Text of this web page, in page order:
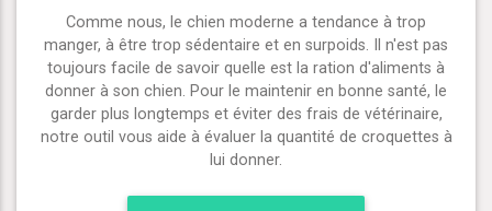
Comme nous, le chien moderne a tendance à trop
manger, à être trop sédentaire et en surpoids. Il n'est pas
toujours facile de savoir quelle est la ration d'aliments à
donner à son chien. Pour le maintenir en bonne santé, le
garder plus longtemps et éviter des frais de vétérinaire,
notre outil vous aide à évaluer la quantité de croquettes à
lui donner.